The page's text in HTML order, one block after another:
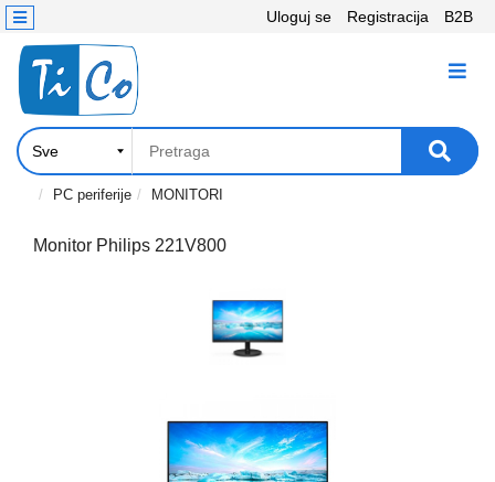
Uloguj se Registracija B2B
KATEGORIJE
Računari,
Komponente
Laptop
tablet
Kontakt
PC periferije MONITORI
Monitor Philips 221V800